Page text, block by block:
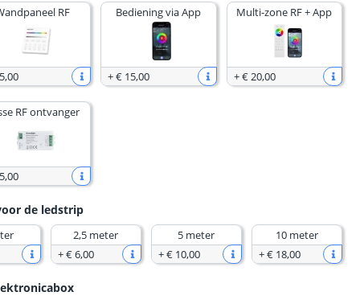
RF
,00
Bediening via App
+€ 15,00
Multi-zone RF + App
+€ 20,00
RF ontvanger
,00
de ledstrip
2,5 meter
+€ 6,00
5 meter
+€ 10,00
10 meter
+€ 18,00